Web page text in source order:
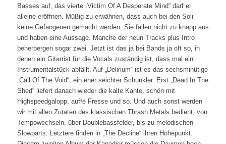
Basses auf, das vierte „Victim Of A Desperate Mind“ darf er
alleine eröffnen. Müßig zu erwähnen, dass auch bei den Soli
keine Gefangenen gemacht werden. Sie fallen nicht zu knapp aus
und haben eine Aussage. Manche der neun Tracks plus Intro
beherbergen sogar zwei. Jetzt ist das ja bei Bands ja oft so, in
denen ein Gitarrist für die Vocals zuständig ist, dass mal ein
Instrumentalstück abfällt. Auf „Delirium“ ist es das sechsminütige
„Call Of The Void“, ein eher seichter Schunkler. Erst „Dead In The
Shed“ liefert danach wieder die kalte Kante, schön mit
Highspeedgalopp, auffe Fresse und so. Und auch sonst werden
wir mit allen Zutaten des klassischen Thrash Metals bedient, von
Tempowechseln, über Doublebassfelder, bis zu melodischen
Slowparts. Letztere finden in „The Decline“ ihren Höhepunkt.